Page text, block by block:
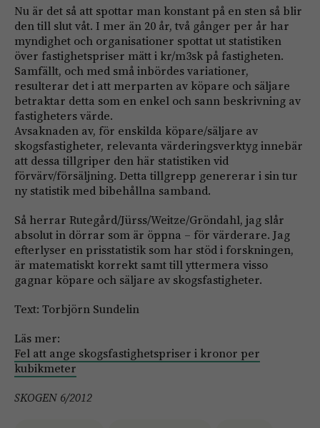
Nu är det så att spottar man konstant på en sten så blir
den till slut våt. I mer än 20 år, två gånger per år har
myndighet och organisationer spottat ut statistiken
över fastighetspriser mätt i kr/m3sk på fastigheten.
Samfällt, och med små inbördes variationer,
resulterar det i att merparten av köpare och säljare
betraktar detta som en enkel och sann beskrivning av
fastigheters värde.
Avsaknaden av, för enskilda köpare/säljare av
skogsfastigheter, relevanta värderingsverktyg innebär
att dessa tillgriper den här statistiken vid
förvärv/försäljning. Detta tillgrepp genererar i sin tur
ny statistik med bibehållna samband.
Så herrar Rutegård/Jürss/Weitze/Gröndahl, jag slår
absolut in dörrar som är öppna – för värderare. Jag
efterlyser en prisstatistik som har stöd i forskningen,
är matematiskt korrekt samt till yttermera visso
gagnar köpare och säljare av skogsfastigheter.
Text: Torbjörn Sundelin
Läs mer:
Fel att ange skogsfastighetspriser i kronor per
kubikmeter
SKOGEN 6/2012